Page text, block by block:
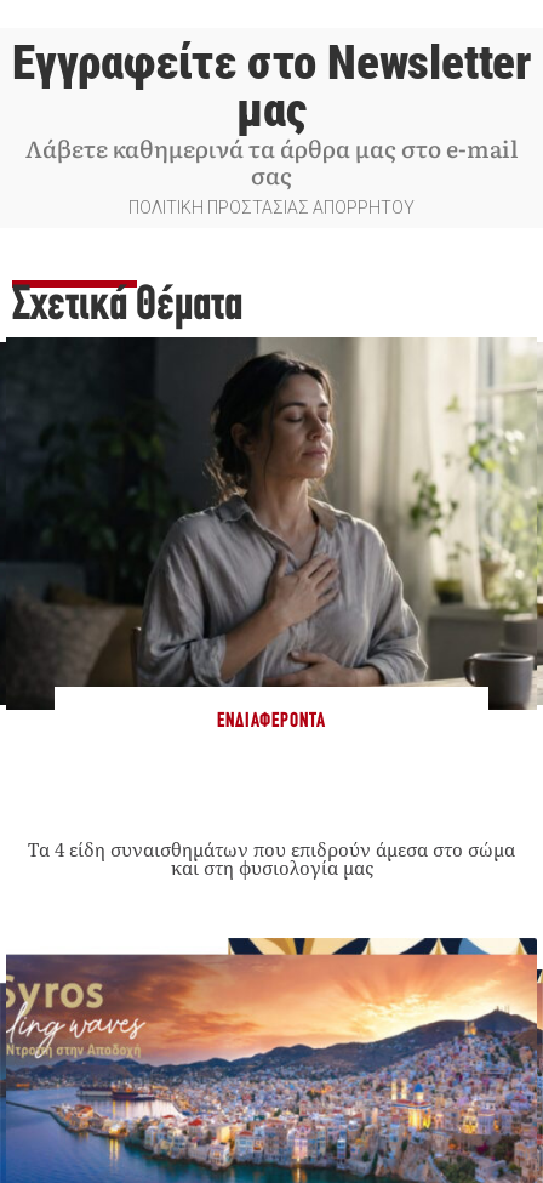
Εγγραφείτε στο Newsletter
μας
Λάβετε καθημερινά τα άρθρα μας στο e-mail
σας
ΠΟΛΙΤΙΚΗ ΠΡΟΣΤΑΣΙΑΣ ΑΠΟΡΡΗΤΟΥ
Σχετικά Θέματα
ΕΝΔΙΑΦΈΡΟΝΤΑ
Τα 4 είδη συναισθημάτων που επιδρούν άμεσα στο σώμα
και στη φυσιολογία μας